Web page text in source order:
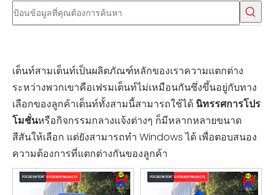
เต็นท์สามเต็นท์เป็นผลิตภัณฑ์หลักของเราความแตกต่าง
ระหว่างพวกเขาคือเฟรมเต็นท์ไม่เหมือนกันซึ่งขึ้นอยู่กับทาง
เลือกของลูกค้าเต็นท์ทั้งสามนี้สามารถใช้ได้ นิทรรศการโปร
โมชั่นหรือกิจกรรมกลางแจ้งต่างๆ ก็มีหลากหลายขนาด
สีสันให้เลือก แต่ยังสามารถทำ Windows ได้ เพื่อตอบสนอง
ความต้องการที่แตกต่างกันของลูกค้า